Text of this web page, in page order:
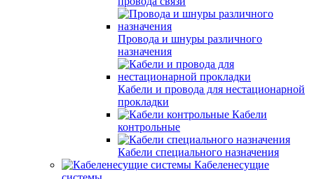
Провода и шнуры различного
назначения
Кабели и провода для нестационарной
прокладки
Кабели
контрольные
Кабели специального назначения
Кабеленесущие